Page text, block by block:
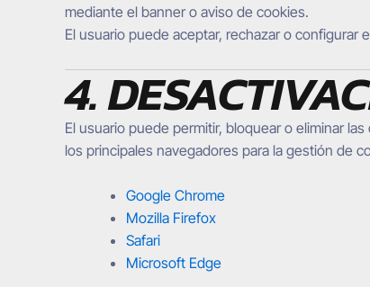
mediante el banner o aviso de cookies.
El usuario puede aceptar, rechazar o configurar
4.
El usuario puede permitir, bloquear o eliminar
los principales navegadores para la gestión de
Google Chrome
Mozilla Firefox
Safari
Microsoft Edge